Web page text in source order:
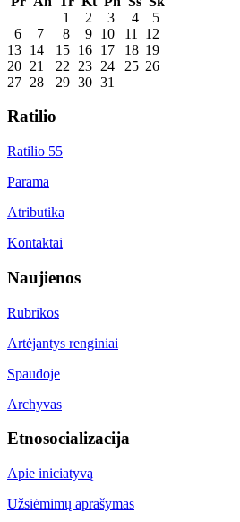
1
2 3 4
5
6
7 8 9 10 11
12
13 14 15 16 17 18 19
20 21 22 23 24 25 26
27 28 29 30 31
Ratilio
Ratilio 55
Parama
Atributika
Kontaktai
Naujienos
Rubrikos
Artėjantys renginiai
Spaudoje
Archyvas
Etnosocializacija
Apie iniciatyvą
Užsiėmimų aprašymas